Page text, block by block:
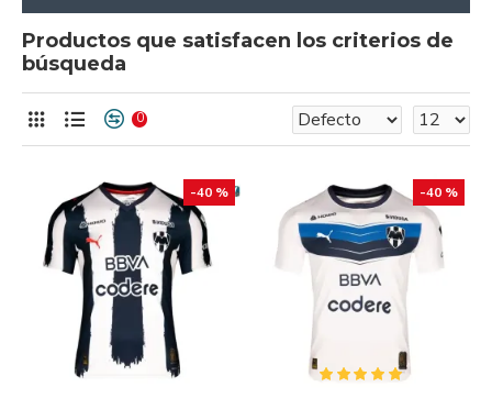
Productos que satisfacen los criterios de
búsqueda
0
-40 % -40 %